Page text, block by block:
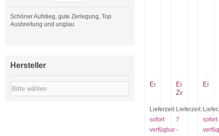
Eden
Lieferzeit:
sofort
verfügbar
Eins,
Zwei,
Lieferzeit:
7
-
sofort
Schöner Aufstieg, gute Zerlegung, Top
Ausbreitung und unglau
Hersteller